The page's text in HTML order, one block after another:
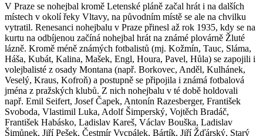
V Praze se nohejbal kromě Letenské pláně začal hrát i na dalších
místech v okolí řeky Vltavy, na původním místě se ale na chvilku
vytratil. Renesanci nohejbalu v Praze přinesl až rok 1935, kdy se na
kurtu na odbíjenou začíná nohejbal hrát na známé plovárně Žluté
lázně. Kromě méně známých fotbalistů (mj. Kožmín, Tauc, Sláma,
Háša, Kubát, Kalina, Mašek, Engl, Houra, Pavel, Hůla) se zapojili i
volejbalisté z osady Montana (např. Borkovec, Anděl, Kulhánek,
Veselý, Kraus, Kofroň) a postupně se připojila i známá fotbalová
jména z pražských klubů. Z nich nohejbalu v té době holdovali
např. Emil Seifert, Josef Čapek, Antonín Razesberger, František
Svoboda, Vlastimil Luka, Adolf Šimperský, Vojtěch Bradáč,
František Habásko, Ladislav Kareš, Václav Bouška, Ladislav
Šimůnek, Jiří Pešek, Čestmír Vycpálek, Bártík, Jiří Žďárský, Starý